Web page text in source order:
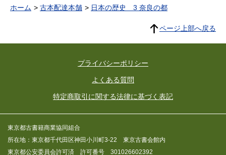
ホーム 古本配達本舗 日本の歴史 3 奈良の都
ページ上部へ戻る
プライバシーポリシー
よくある質問
特定商取引に関する法律に基づく表記
東京都古書籍商業協同組合
所在地：東京都千代田区神田小川町3-22 東京古書会館内
東京都公安委員会許可済 許可番号 301026602392